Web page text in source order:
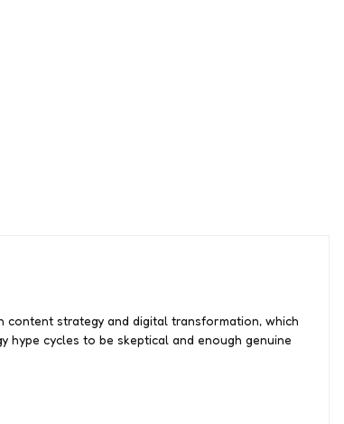
content strategy and digital transformation, which
hype cycles to be skeptical and enough genuine